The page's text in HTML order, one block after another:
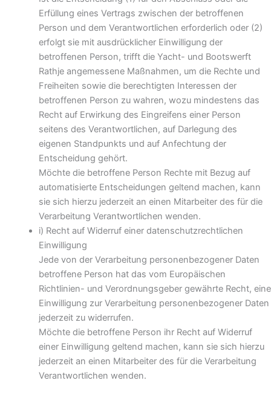
Erfüllung eines Vertrags zwischen der betroffenen
Person und dem Verantwortlichen erforderlich oder (2)
erfolgt sie mit ausdrücklicher Einwilligung der
betroffenen Person, trifft die Yacht- und Bootswerft
Rathje angemessene Maßnahmen, um die Rechte und
Freiheiten sowie die berechtigten Interessen der
betroffenen Person zu wahren, wozu mindestens das
Recht auf Erwirkung des Eingreifens einer Person
seitens des Verantwortlichen, auf Darlegung des
eigenen Standpunkts und auf Anfechtung der
Entscheidung gehört.
Möchte die betroffene Person Rechte mit Bezug auf
automatisierte Entscheidungen geltend machen, kann
sie sich hierzu jederzeit an einen Mitarbeiter des für die
Verarbeitung Verantwortlichen wenden.
i) Recht auf Widerruf einer datenschutzrechtlichen
Einwilligung
Jede von der Verarbeitung personenbezogener Daten
betroffene Person hat das vom Europäischen
Richtlinien- und Verordnungsgeber gewährte Recht, eine
Einwilligung zur Verarbeitung personenbezogener Daten
jederzeit zu widerrufen.
Möchte die betroffene Person ihr Recht auf Widerruf
einer Einwilligung geltend machen, kann sie sich hierzu
jederzeit an einen Mitarbeiter des für die Verarbeitung
Verantwortlichen wenden.